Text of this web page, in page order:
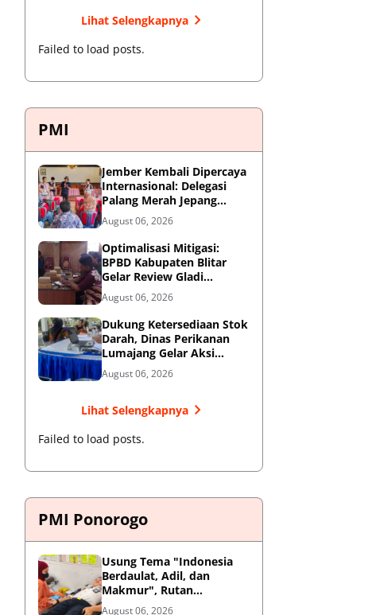
Lihat Selengkapnya
Failed to load posts.
PMI
Jember Kembali Dipercaya
Internasional: Delegasi
Palang Merah Jepang
Perkuat Kesiapsiagaan
Bencana di Kawasan
Pesisir dan Sekolah
August 06, 2026
Optimalisasi Mitigasi:
BPBD Kabupaten Blitar
Gelar Review Gladi
Kontinjensi Erupsi Gunung
Kelud
August 06, 2026
Dukung Ketersediaan Stok
Darah, Dinas Perikanan
Lumajang Gelar Aksi
Donor Darah
August 06, 2026
Lihat Selengkapnya
Failed to load posts.
PMI Ponorogo
Usung Tema "Indonesia
Berdaulat, Adil, dan
Makmur", Rutan
Ponorogo Gelar Donor
August 06, 2026